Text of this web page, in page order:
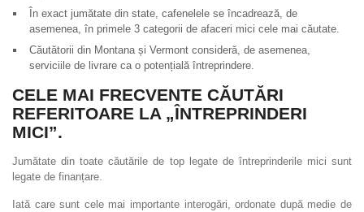
În exact jumătate din state, cafenelele se încadrează, de
asemenea, în primele 3 categorii de afaceri mici cele mai căutate.
Căutătorii din Montana și Vermont consideră, de asemenea,
serviciile de livrare ca o potențială întreprindere.
CELE MAI FRECVENTE CĂUTĂRI
REFERITOARE LA „ÎNTREPRINDERI
MICI”.
Jumătate din toate căutările de top legate de întreprinderile mici sunt
legate de finanțare.
Iată care sunt cele mai importante interogări, ordonate după medie de